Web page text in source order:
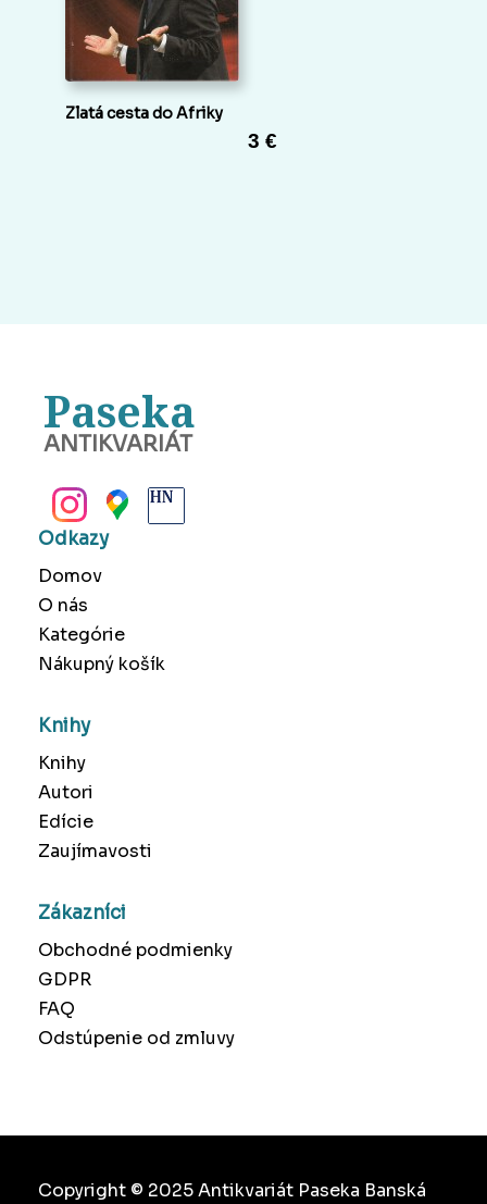
Zlatá cesta do Afriky
3 €
Paseka
ANTIKVARIÁT
Odkazy
Domov
O nás
Kategórie
Nákupný košík
Knihy
Knihy
Autori
Edície
Zaujímavosti
Zákazníci
Obchodné podmienky
GDPR
FAQ
Odstúpenie od zmluvy
Copyright © 2025 Antikvariát Paseka Banská